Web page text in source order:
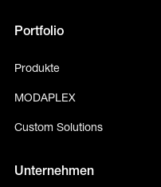
Portfolio
Produkte
MODAPLEX
Custom Solutions
Unternehmen